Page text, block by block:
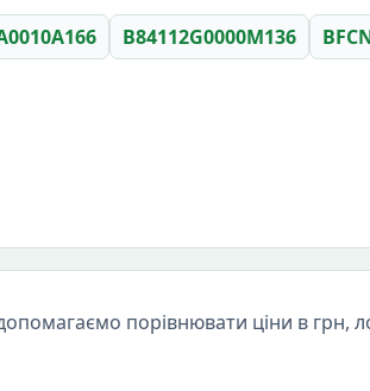
B84112G0000M136
порівнювати ціни в грн,